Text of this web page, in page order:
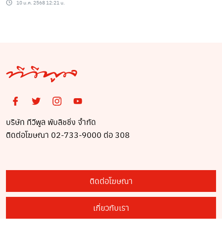
10 ม.ค. 2568 12:21 น.
บริษัท ทีวีพูล พับลิชชิ่ง จำกัด
ติดต่อโฆษณา 02-733-9000 ต่อ 308
ติดต่อโฆษณา
เกี่ยวกับเรา